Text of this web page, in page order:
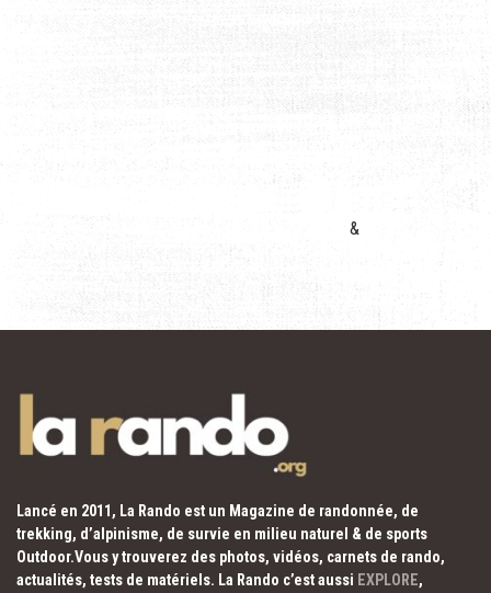
&
Lancé en 2011, La Rando est un Magazine de randonnée, de
trekking, d’alpinisme, de survie en milieu naturel & de sports
Outdoor.Vous y trouverez des photos, vidéos, carnets de rando,
actualités, tests de matériels. La Rando c’est aussi EXPLORE,